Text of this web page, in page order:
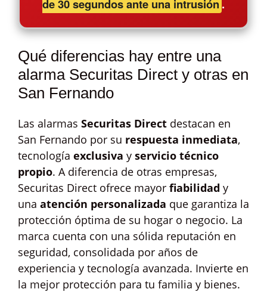
de 30 segundos ante una intrusión .
Qué diferencias hay entre una
alarma Securitas Direct y otras en
San Fernando
Las alarmas Securitas Direct destacan en
San Fernando por su respuesta inmediata,
tecnología exclusiva y servicio técnico
propio. A diferencia de otras empresas,
Securitas Direct ofrece mayor fiabilidad y
una atención personalizada que garantiza la
protección óptima de su hogar o negocio. La
marca cuenta con una sólida reputación en
seguridad, consolidada por años de
experiencia y tecnología avanzada. Invierte en
la mejor protección para tu familia y bienes.